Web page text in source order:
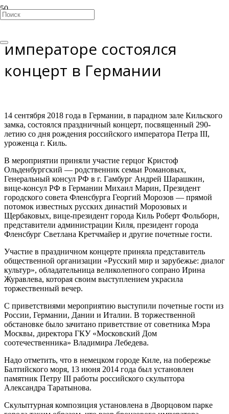
императоре состоялся
концерт в Германии
14 сентября 2018 года в Германии, в парадном зале Кильского
замка, состоялся праздничный концерт, посвященный 290-
летию со дня рождения российского императора Петра III,
уроженца г. Киль.
В мероприятии приняли участие герцог Кристоф
Ольденбургский — родственник семьи Романовых,
Генеральный консул РФ в г. Гамбург Андрей Шарашкин,
вице-консул РФ в Германии Михаил Марин, Президент
городского совета Фленсбурга Георгий Морозов — прямой
потомок известных русских династий Морозовых и
Щербаковых, вице-президент города Киль Роберт Фольборн,
представители администрации Киля, президент города
Фленсбург Светлана Кретчмайер и другие почетные гости.
Участие в праздничном концерте приняла представитель
общественной организации «Русский мир и зарубежье: диалог
культур», обладательница великолепного сопрано Ирина
Журавлева, которая своим выступлением украсила
торжественный вечер.
С приветствиями мероприятию выступили почетные гости из
России, Германии, Дании и Италии. В торжественной
обстановке было зачитано приветствие от советника Мэра
Москвы, директора ГКУ «Московский Дом
соотечественника» Владимира Лебедева.
Надо отметить, что в немецком городе Киле, на побережье
Балтийского моря, 13 июня 2014 года был установлен
памятник Петру III работы российского скульптора
Александра Таратынова.
Скульптурная композиция установлена в Дворцовом парке